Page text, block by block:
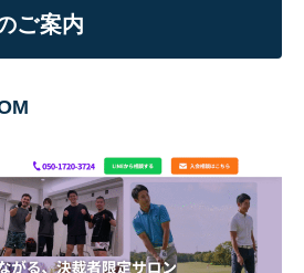
ご案内